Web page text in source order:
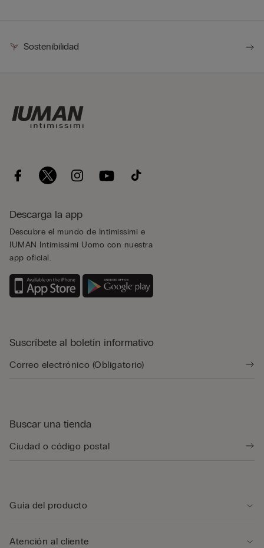
Sostenibilidad
Descarga la app
Descubre el mundo de Intimissimi e
IUMAN Intimissimi Uomo con nuestra
app oficial.
Suscríbete al boletín informativo
Buscar una tienda
Guía del producto
Atención al cliente